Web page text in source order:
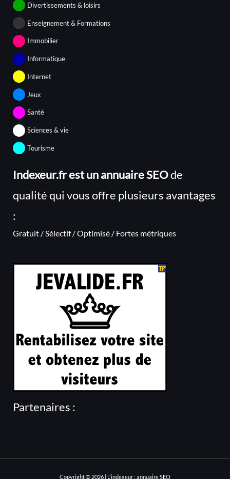
Divertissements & loisirs
Enseignement & Formations
Immobilier
Informatique
Internet
Jeux
Santé
Sciences & vie
Tourisme
Indexeur.fr est un annuaire SEOde
qualité qui vous offre plusieurs avantages
:
Gratuit / Sélectif / Optimisé / Fortes métriques
Partenaires :
Copyright © 2026 | L'indexeur : annuaire SEO